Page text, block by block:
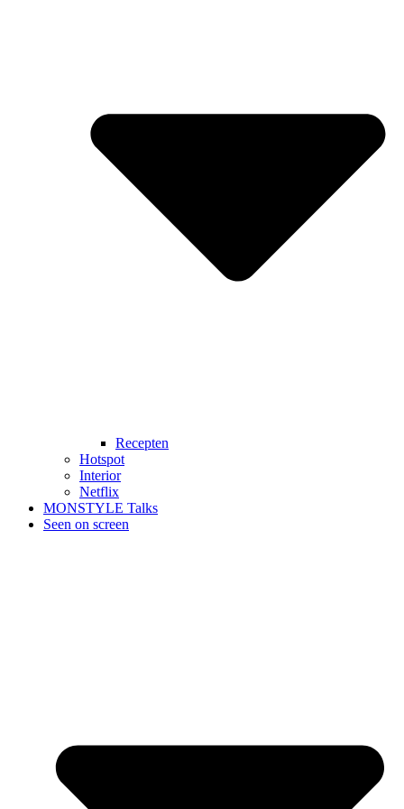
Recepten
Hotspot
Interior
Netflix
MONSTYLE Talks
Seen on screen